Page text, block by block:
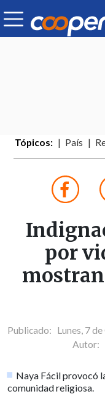
Tópicos: País
por
Publicado: Lunes, 7
Autor:
Naya Fácil provocó
comunidad religiosa.